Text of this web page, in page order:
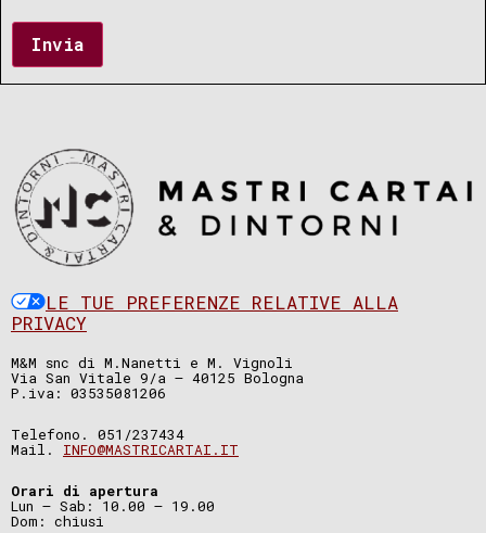
Invia
LE TUE PREFERENZE RELATIVE ALLA
PRIVACY
M&M snc di M.Nanetti e M. Vignoli
Via San Vitale 9/a – 40125 Bologna
P.iva: 03535081206
Telefono. 051/237434
Mail. INFO@MASTRICARTAI.IT
Orari di apertura
Lun – Sab: 10.00 – 19.00
Dom: chiusi